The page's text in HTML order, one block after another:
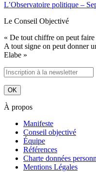
L’Observatoire politique –
Le Conseil Objectivé
« De tout chiffre on peut
A tout signe on peut donner
Elabe »
À propos
Manifeste
Conseil objectivé
Équipe
Références
Charte données
Mentions Légales